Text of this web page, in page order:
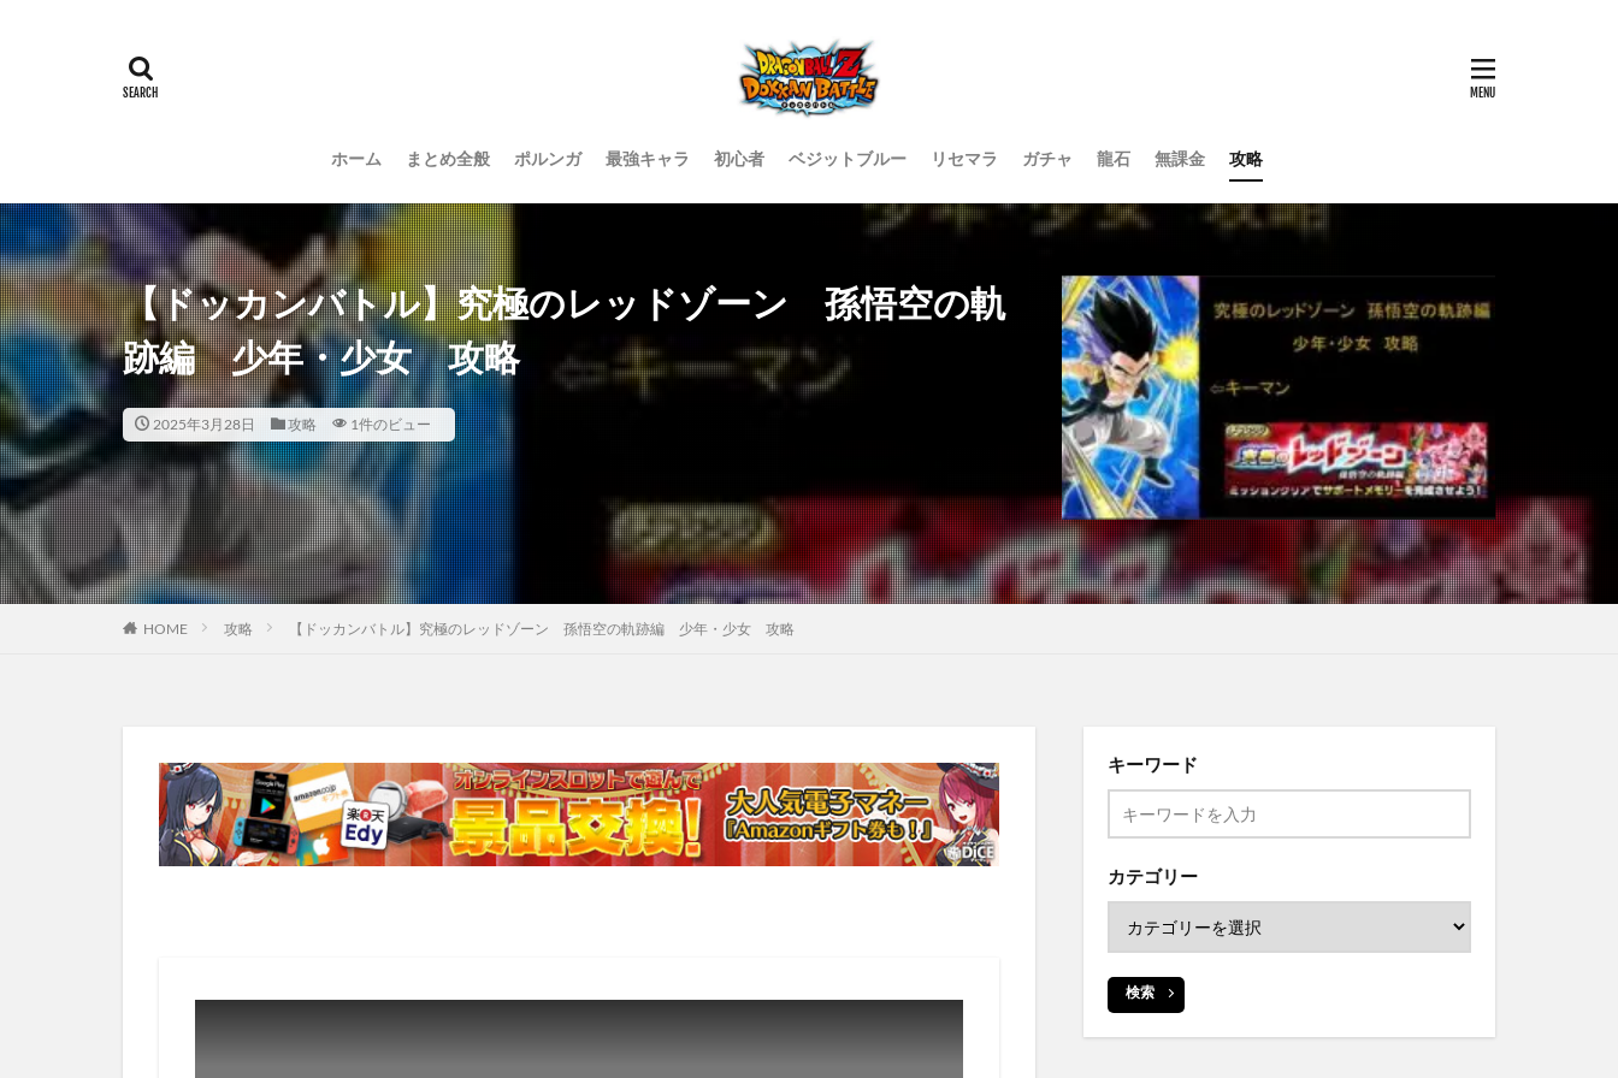
ホーム まとめ全般 ポルンガ 最強キャラ 初心者 ベジットブルー リセマラ ガチャ 龍石 無課金 攻略
【ドッカンバトル】究極のレッドゾーン 孫悟空の軌
跡編 少年・少女 攻略
2025年3月28日 攻略 1件のビュー
HOME 攻略 【ドッカンバトル】究極のレッドゾーン 孫悟空の軌跡編 少年・少女 攻略
キーワード
カテゴリー
検索